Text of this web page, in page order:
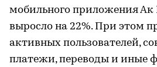
мобильного приложения Ак
выросло на 22%. При этом
активных пользователей,
платежи, переводы и иные